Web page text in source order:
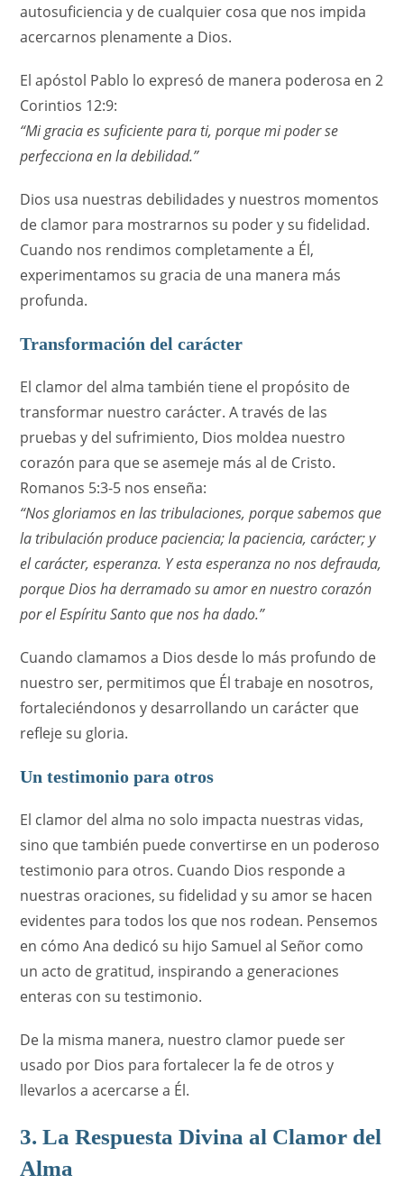
autosuficiencia y de cualquier cosa que nos impida
acercarnos plenamente a Dios.
El apóstol Pablo lo expresó de manera poderosa en 2
Corintios 12:9:
“Mi gracia es suficiente para ti, porque mi poder se
perfecciona en la debilidad.”
Dios usa nuestras debilidades y nuestros momentos
de clamor para mostrarnos su poder y su fidelidad.
Cuando nos rendimos completamente a Él,
experimentamos su gracia de una manera más
profunda.
Transformación del carácter
El clamor del alma también tiene el propósito de
transformar nuestro carácter. A través de las
pruebas y del sufrimiento, Dios moldea nuestro
corazón para que se asemeje más al de Cristo.
Romanos 5:3-5 nos enseña:
“Nos gloriamos en las tribulaciones, porque sabemos que
la tribulación produce paciencia; la paciencia, carácter; y
el carácter, esperanza. Y esta esperanza no nos defrauda,
porque Dios ha derramado su amor en nuestro corazón
por el Espíritu Santo que nos ha dado.”
Cuando clamamos a Dios desde lo más profundo de
nuestro ser, permitimos que Él trabaje en nosotros,
fortaleciéndonos y desarrollando un carácter que
refleje su gloria.
Un testimonio para otros
El clamor del alma no solo impacta nuestras vidas,
sino que también puede convertirse en un poderoso
testimonio para otros. Cuando Dios responde a
nuestras oraciones, su fidelidad y su amor se hacen
evidentes para todos los que nos rodean. Pensemos
en cómo Ana dedicó su hijo Samuel al Señor como
un acto de gratitud, inspirando a generaciones
enteras con su testimonio.
De la misma manera, nuestro clamor puede ser
usado por Dios para fortalecer la fe de otros y
llevarlos a acercarse a Él.
3. La Respuesta Divina al Clamor del
Alma